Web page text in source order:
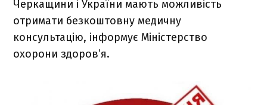
Черкащини і України мають можливість
отримати безкоштовну медичну
консультацію, інформує Міністерство
охорони здоров’я.